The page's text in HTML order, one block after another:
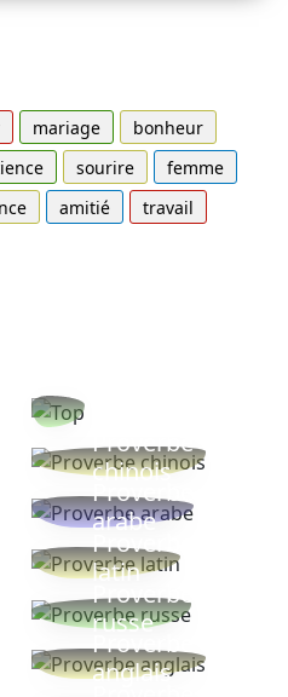
mariage
bonheur
sourire
femme
amitié
travail
Proverbe
chinois
Proverbe
arabe
Proverbe
latin
Proverbe
russe
Proverbe
anglais